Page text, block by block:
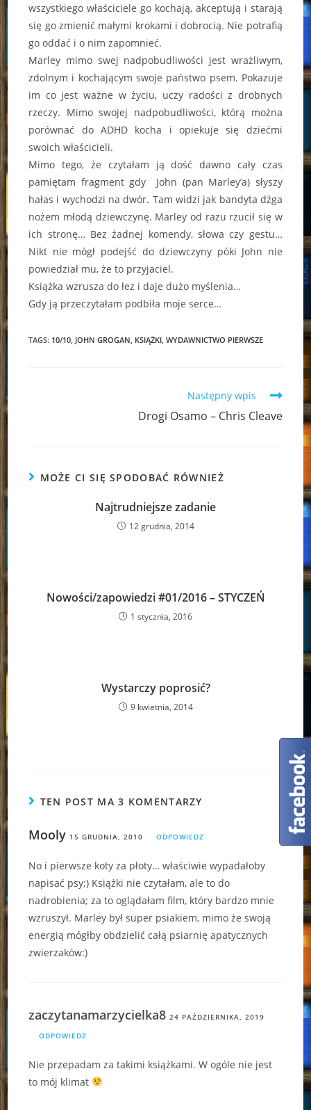
wszystkiego właściciele go kochają, akceptują i starają
się go zmienić małymi krokami i dobrocią. Nie potrafią
go oddać i o nim zapomnieć.
Marley mimo swej nadpobudliwości jest wrażliwym,
zdolnym i kochającym swoje państwo psem. Pokazuje
im co jest ważne w życiu, uczy radości z drobnych
rzeczy. Mimo swojej nadpobudliwości, którą można
porównać do ADHD kocha i opiekuje się dziećmi
swoich właścicieli.
Mimo tego, że czytałam ją dość dawno cały czas
pamiętam fragment gdy John (pan Marley’a) słyszy
hałas i wychodzi na dwór. Tam widzi jak bandyta dźga
nożem młodą dziewczynę. Marley od razu rzucił się w
ich stronę… Bez żadnej komendy, słowa czy gestu…
Nikt nie mógł podejść do dziewczyny póki John nie
powiedział mu, że to przyjaciel.
Książka wzrusza do łez i daje dużo myślenia…
Gdy ją przeczytałam podbiła moje serce…
TAGS: 10/10 JOHN GROGAN KSIĄŻKI WYDAWNICTWO PIERWSZE
Następny wpis
Drogi Osamo – Chris Cleave
MOŻE CI SIĘ SPODOBAĆ RÓWNIEŻ
Najtrudniejsze zadanie
12 grudnia, 2014
Nowości/zapowiedzi #01/2016 – STYCZEŃ
1 stycznia, 2016
Wystarczy poprosić?
9 kwietnia, 2014
TEN POST MA 3 KOMENTARZY
Mooly 15 GRUDNIA, 2010 ODPOWIEDZ
No i pierwsze koty za płoty… właściwie wypadałoby
napisać psy;) Książki nie czytałam, ale to do
nadrobienia; za to oglądałam film, który bardzo mnie
wzruszył. Marley był super psiakiem, mimo że swoją
energią mógłby obdzielić całą psiarnię apatycznych
zwierzaków:)
zaczytanamarzycielka824 PAŹDZIERNIKA, 2019
ODPOWIEDZ
Nie przepadam za takimi książkami. W ogóle nie jest
to mój klimat